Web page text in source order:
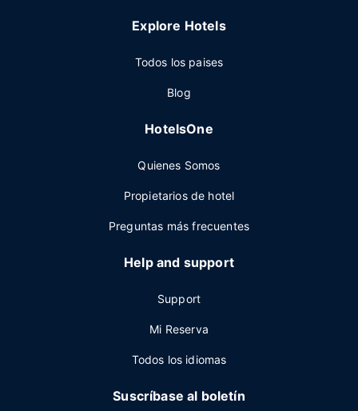
Explore Hotels
Todos los paises
Blog
HotelsOne
Quienes Somos
Propietarios de hotel
Preguntas más frecuentes
Help and support
Support
Mi Reserva
Todos los idiomas
Suscríbase al boletín